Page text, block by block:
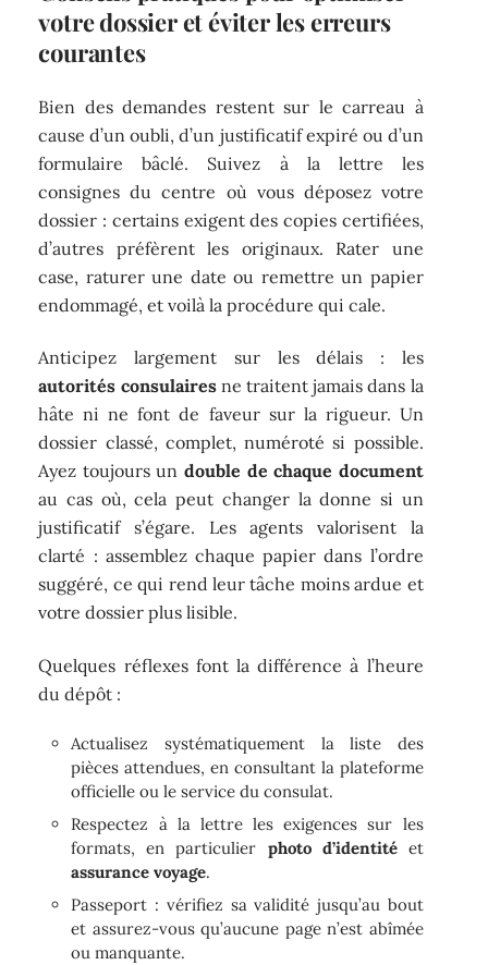
votre dossier et éviter les erreurs
courantes
Bien des demandes restent sur le carreau à
cause d’un oubli, d’un justificatif expiré ou d’un
formulaire bâclé. Suivez à la lettre les
consignes du centre où vous déposez votre
dossier : certains exigent des copies certifiées,
d’autres préfèrent les originaux. Rater une
case, raturer une date ou remettre un papier
endommagé, et voilà la procédure qui cale.
Anticipez largement sur les délais : les
autorités consulairesne traitent jamais dans la
hâte ni ne font de faveur sur la rigueur. Un
dossier classé, complet, numéroté si possible.
Ayez toujours un double de chaque document
au cas où, cela peut changer la donne si un
justificatif s’égare. Les agents valorisent la
clarté : assemblez chaque papier dans l’ordre
suggéré, ce qui rend leur tâche moins ardue et
votre dossier plus lisible.
Quelques réflexes font la différence à l’heure
du dépôt :
Actualisez systématiquement la liste des
pièces attendues, en consultant la plateforme
officielle ou le service du consulat.
Respectez à la lettre les exigences sur les
formats, en particulier photo d’identitéet
assurance voyage.
Passeport : vérifiez sa validité jusqu’au bout
et assurez-vous qu’aucune page n’est abîmée
ou manquante.